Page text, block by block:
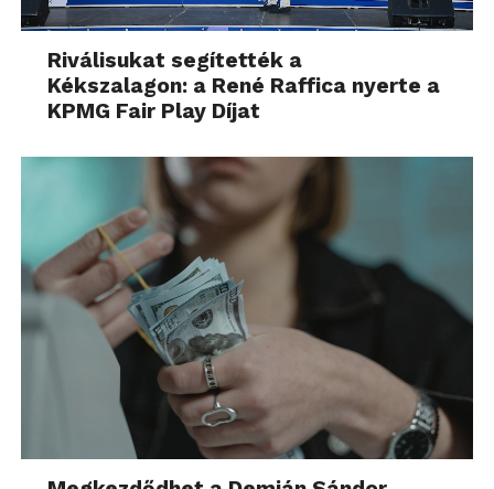
Riválisukat segítették a
Kékszalagon: a René Raffica nyerte a
KPMG Fair Play Díjat